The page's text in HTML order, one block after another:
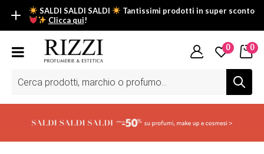
SALDI SALDI SALDI
Tantissimi prodotti in super sconto
Clicca qui!
SALDI SALDI SALDI
Fino al -50% su tantissimi prodotti beauty nella sezione saldi: il
Scopri tutti i prodotti in super saldo!Clicca qui
prodotti
0 0